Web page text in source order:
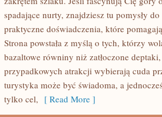
spadające nurty, znajdziesz tu pomysły
praktyczne doświadczenia, które
Strona powstała z myślą o tych, którzy
bazaltowe równiny niż zatłoczone
przypadkowych atrakcji wybierają cuda
turystyka może być świadoma, a
tylko cel, [ Read More ]